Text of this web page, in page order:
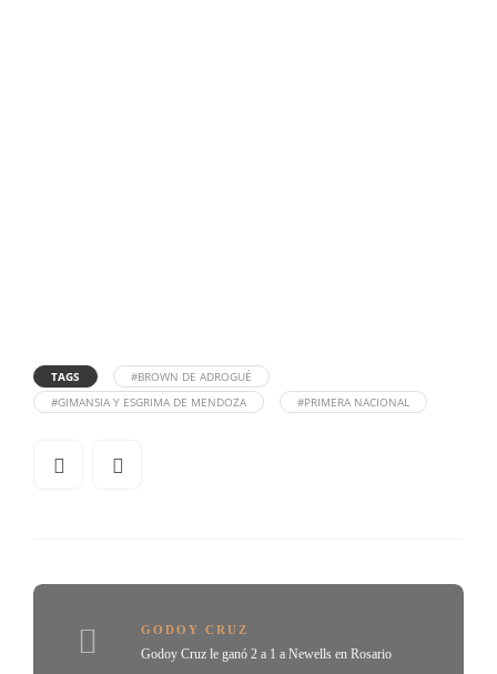
TAGS
#BROWN DE ADROGUÉ
#GIMANSIA Y ESGRIMA DE MENDOZA
#PRIMERA NACIONAL
GODOY CRUZ
Godoy Cruz le ganó 2 a 1 a Newells en Rosario